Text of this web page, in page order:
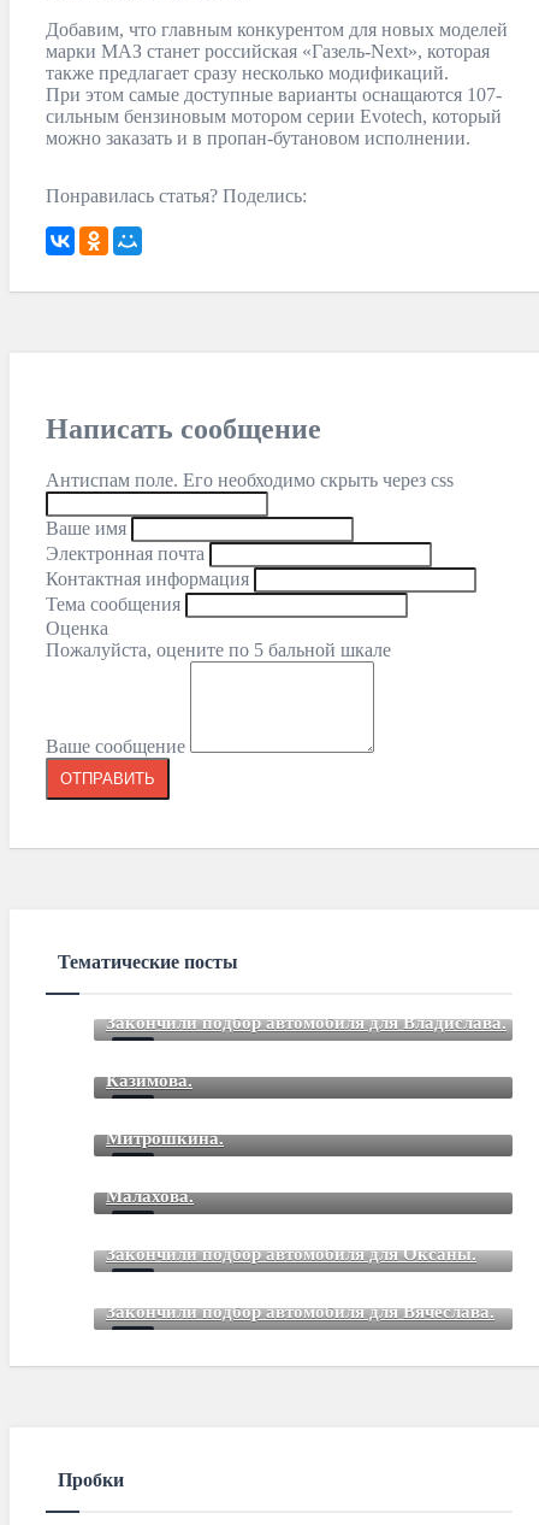
Добавим, что главным конкурентом для новых моделей
марки МАЗ станет российская «Газель-Next», которая
также предлагает сразу несколько модификаций.
При этом самые доступные варианты оснащаются 107-
сильным бензиновым мотором серии Evotech, который
можно заказать и в пропан-бутановом исполнении.
Понравилась статья? Поделись:
Написать сообщение
Антиспам поле. Его необходимо скрыть через css
Ваше имя
Электронная почта
Контактная информация
Тема сообщения
Оценка
Пожалуйста, оцените по 5 бальной шкале
Ваше сообщение
Тематические посты
Закончили подбор автомобиля для Владислава.
Казимова.
Митрошкина.
Малахова.
Закончили подбор автомобиля для Оксаны.
Закончили подбор автомобиля для Вячеслава.
Пробки